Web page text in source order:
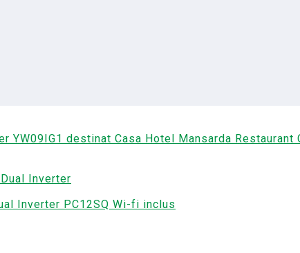
YW09IG1 destinat Casa Hotel Mansarda Restaurant
Inverter PC12SQ Wi-fi inclus